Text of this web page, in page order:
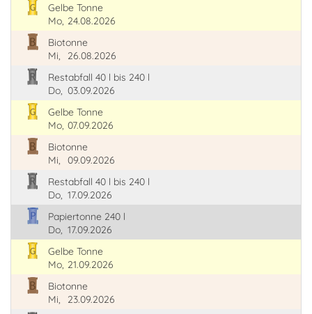
Gelbe Tonne
Mo, 24.08.2026
Biotonne
Mi,
26.08.2026
Restabfall 40 l bis 240 l
Do, 03.09.2026
Gelbe Tonne
Mo, 07.09.2026
Biotonne
Mi,
09.09.2026
Restabfall 40 l bis 240 l
Do, 17.09.2026
Papiertonne 240 l
Do, 17.09.2026
Gelbe Tonne
Mo, 21.09.2026
Biotonne
Mi,
23.09.2026